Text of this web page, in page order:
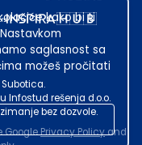
Infostud rešenja d.o.o.
bez dozvole.
GooglePrivacy Policyand
kako bi ti
saglasnost sa
možeš pročitati